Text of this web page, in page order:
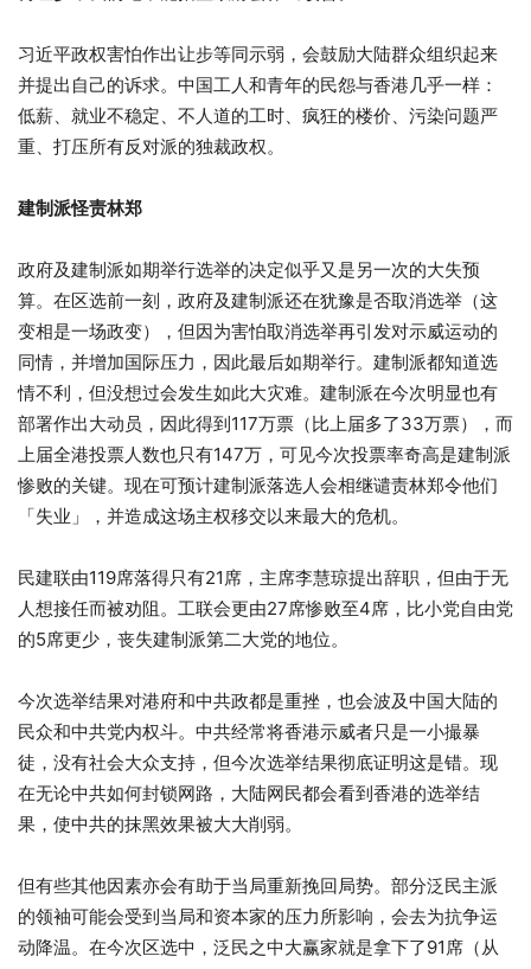
习近平政权害怕作出让步等同示弱，会鼓励大陆群众组织起来
并提出自己的诉求。中国工人和青年的民怨与香港几乎一样：
低薪、就业不稳定、不人道的工时、疯狂的楼价、污染问题严
重、打压所有反对派的独裁政权。
建制派怪责林郑
政府及建制派如期举行选举的决定似乎又是另一次的大失预
算。在区选前一刻，政府及建制派还在犹豫是否取消选举（这
变相是一场政变），但因为害怕取消选举再引发对示威运动的
同情，并增加国际压力，因此最后如期举行。建制派都知道选
情不利，但没想过会发生如此大灾难。建制派在今次明显也有
部署作出大动员，因此得到117万票（比上届多了33万票），而
上届全港投票人数也只有147万，可见今次投票率奇高是建制派
惨败的关键。现在可预计建制派落选人会相继谴责林郑令他们
「失业」，并造成这场主权移交以来最大的危机。
民建联由119席落得只有21席，主席李慧琼提出辞职，但由于无
人想接任而被劝阻。工联会更由27席惨败至4席，比小党自由党
的5席更少，丧失建制派第二大党的地位。
今次选举结果对港府和中共政都是重挫，也会波及中国大陆的
民众和中共党内权斗。中共经常将香港示威者只是一小撮暴
徒，没有社会大众支持，但今次选举结果彻底证明这是错。现
在无论中共如何封锁网路，大陆网民都会看到香港的选举结
果，使中共的抹黑效果被大大削弱。
但有些其他因素亦会有助于当局重新挽回局势。部分泛民主派
的领袖可能会受到当局和资本家的压力所影响，会去为抗争运
动降温。在今次区选中，泛民之中大赢家就是拿下了91席（从